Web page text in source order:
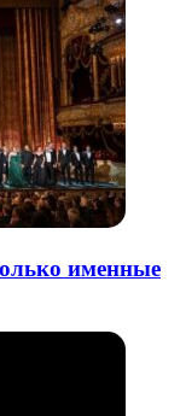
именные